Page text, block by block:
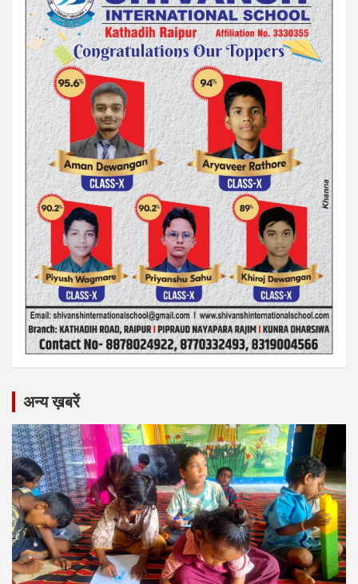
अन्य ख़बरें